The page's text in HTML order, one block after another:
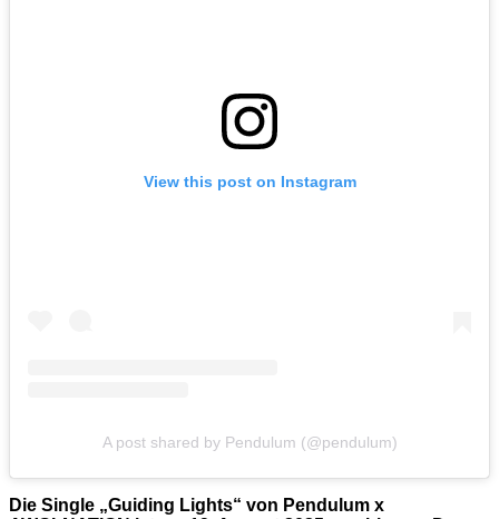
View this post on Instagram
A post shared by Pendulum (@pendulum)
Die Single „Guiding Lights“ von Pendulum x